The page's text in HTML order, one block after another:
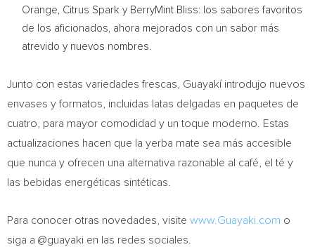
Orange, Citrus Spark y BerryMint Bliss: los sabores favoritos
de los aficionados, ahora mejorados con un sabor más
atrevido y nuevos nombres.
Junto con estas variedades frescas, Guayakí introdujo nuevos
envases y formatos, incluidas latas delgadas en paquetes de
cuatro, para mayor comodidad y un toque moderno. Estas
actualizaciones hacen que la yerba mate sea más accesible
que nunca y ofrecen una alternativa razonable al café, el té y
las bebidas energéticas sintéticas.
Para conocer otras novedades, visite www.Guayaki.com o
siga a @guayaki en las redes sociales.